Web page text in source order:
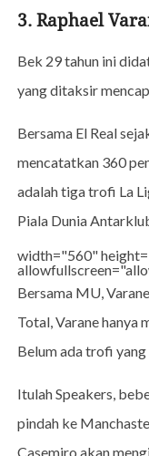
3. Raphael
Bek 29 tahun ini
yang ditaksir
Bersama El Real
mencatatkan 360
adalah tiga trofi La
Piala Dunia
width="560"
Bersama MU,
Total, Varane hanya
Belum ada trofi
Itulah Speakers,
pindah ke
Casemiro akan